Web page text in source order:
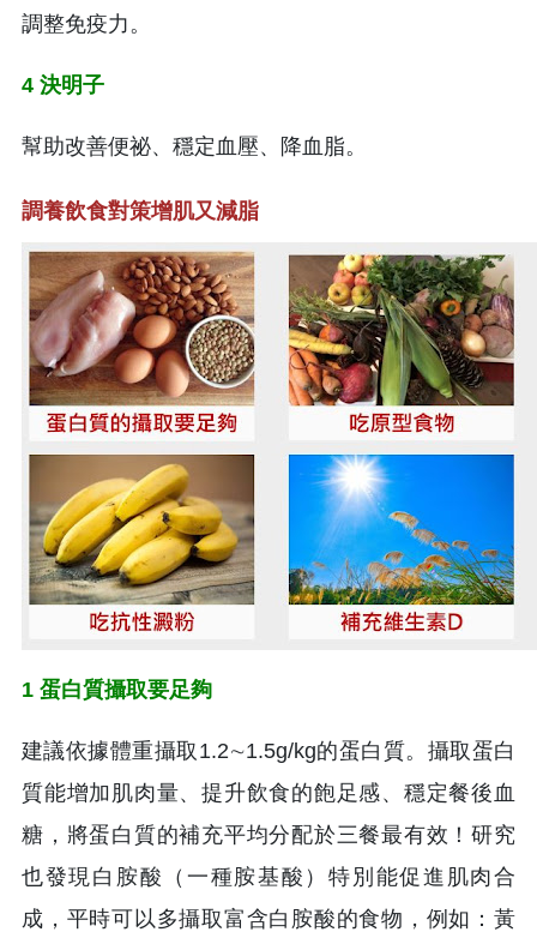
調整免疫力。
4 決明子
幫助改善便祕、穩定血壓、降血脂。
調養飲食對策增肌又減脂
1 蛋白質攝取要足夠
建議依據體重攝取1.2∼1.5g/kg的蛋白質。攝取蛋白
質能增加肌肉量、提升飲食的飽足感、穩定餐後血
糖，將蛋白質的補充平均分配於三餐最有效！研究
也發現白胺酸（一種胺基酸）特別能促進肌肉合
成，平時可以多攝取富含白胺酸的食物，例如：黃